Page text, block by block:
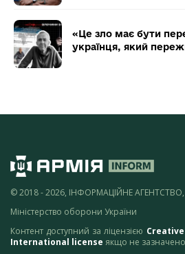
«Це зло має бути
українця, який
© 2018 - 2026, ІНФОРМАЦІЙНЕ АГЕНТСТВО,
Міністерство оборони України
Контент доступний за ліцензією
International license якщо не